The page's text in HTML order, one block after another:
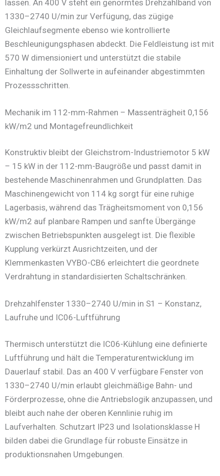
lassen. An 400 V steht ein genormtes Drehzahlband von
1330–2740 U/min zur Verfügung, das zügige
Gleichlaufsegmente ebenso wie kontrollierte
Beschleunigungsphasen abdeckt. Die Feldleistung ist mit
570 W dimensioniert und unterstützt die stabile
Einhaltung der Sollwerte in aufeinander abgestimmten
Prozessschritten.
Mechanik im 112-mm-Rahmen – Massenträgheit 0,156
kW/m2 und Montagefreundlichkeit
Konstruktiv bleibt der Gleichstrom-Industriemotor 5 kW
– 15 kW in der 112-mm-Baugröße und passt damit in
bestehende Maschinenrahmen und Grundplatten. Das
Maschinengewicht von 114 kg sorgt für eine ruhige
Lagerbasis, während das Trägheitsmoment von 0,156
kW/m2 auf planbare Rampen und sanfte Übergänge
zwischen Betriebspunkten ausgelegt ist. Die flexible
Kupplung verkürzt Ausrichtzeiten, und der
Klemmenkasten VYBO-CB6 erleichtert die geordnete
Verdrahtung in standardisierten Schaltschränken.
Drehzahlfenster 1330–2740 U/min in S1 – Konstanz,
Laufruhe und IC06-Luftführung
Thermisch unterstützt die IC06-Kühlung eine definierte
Luftführung und hält die Temperaturentwicklung im
Dauerlauf stabil. Das an 400 V verfügbare Fenster von
1330–2740 U/min erlaubt gleichmäßige Bahn- und
Förderprozesse, ohne die Antriebslogik anzupassen, und
bleibt auch nahe der oberen Kennlinie ruhig im
Laufverhalten. Schutzart IP23 und Isolationsklasse H
bilden dabei die Grundlage für robuste Einsätze in
produktionsnahen Umgebungen.